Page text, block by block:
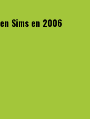
Sims en 2006